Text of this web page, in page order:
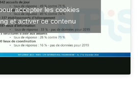
accepter les cookies
et activer ce contenu